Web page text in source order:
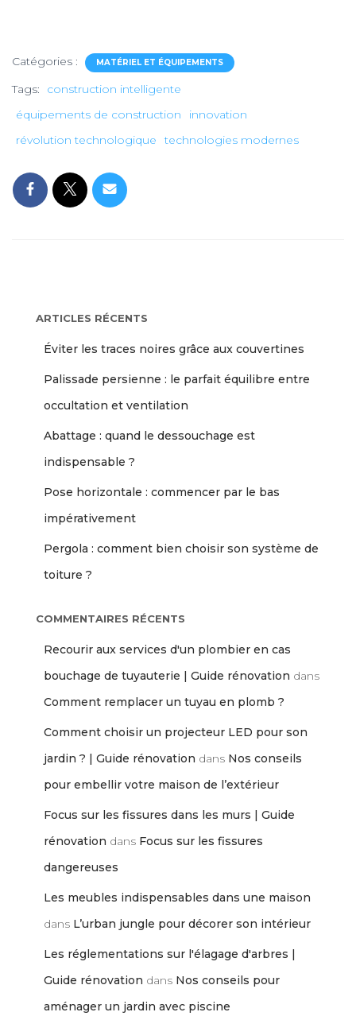
Catégories : MATÉRIEL ET ÉQUIPEMENTS
Tags:
construction intelligente
équipements de construction
innovation
révolution technologique
technologies modernes
ARTICLES RÉCENTS
Éviter les traces noires grâce aux couvertines
Palissade persienne : le parfait équilibre entre
occultation et ventilation
Abattage : quand le dessouchage est
indispensable ?
Pose horizontale : commencer par le bas
impérativement
Pergola : comment bien choisir son système de
toiture ?
COMMENTAIRES RÉCENTS
Recourir aux services d'un plombier en cas
bouchage de tuyauterie | Guide rénovation dans
Comment remplacer un tuyau en plomb ?
Comment choisir un projecteur LED pour son
jardin ? | Guide rénovation dans Nos conseils
pour embellir votre maison de l’extérieur
Focus sur les fissures dans les murs | Guide
rénovation dans Focus sur les fissures
dangereuses
Les meubles indispensables dans une maison
dans L’urban jungle pour décorer son intérieur
Les réglementations sur l'élagage d'arbres |
Guide rénovation dans Nos conseils pour
aménager un jardin avec piscine